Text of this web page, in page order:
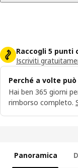
Raccogli 5 punti
Iscriviti
Perché a volte
Hai ben 365 giorni
rimborso completo.
Panoramica